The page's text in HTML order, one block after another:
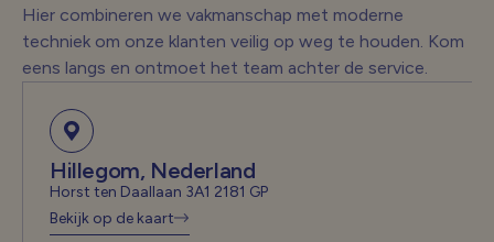
Hier combineren we vakmanschap met moderne
techniek om onze klanten veilig op weg te houden. Kom
eens langs en ontmoet het team achter de service.
Hillegom, Nederland
Horst ten Daallaan 3A1 2181 GP
Bekijk op de kaart